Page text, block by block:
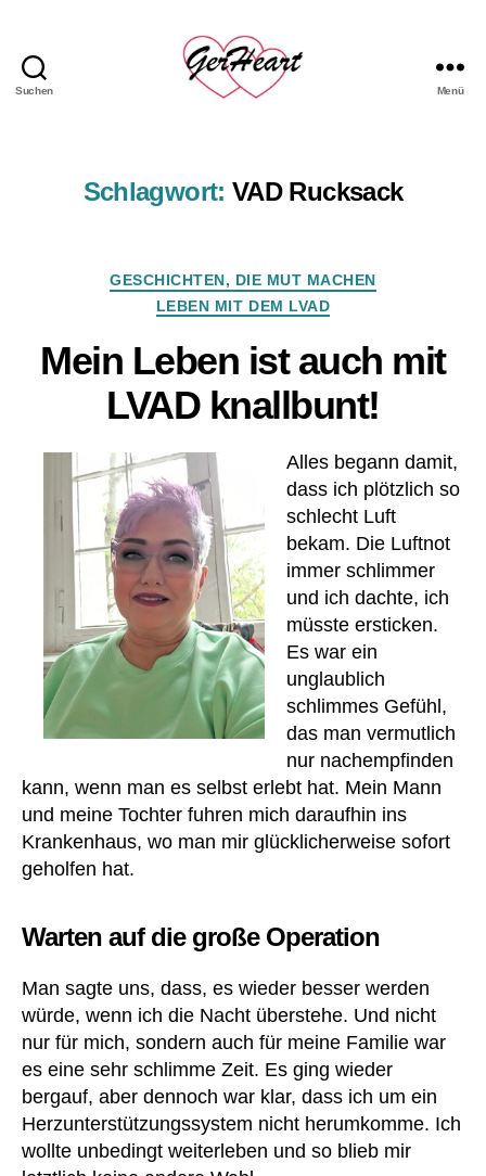
Suchen
LVAD
Hemd
Menü
Schlagwort: VAD Rucksack
Kategorien
GESCHICHTEN, DIE MUT MACHEN
LEBEN MIT DEM LVAD
Mein Leben ist auch mit
LVAD knallbunt!
Alles begann damit,
dass ich plötzlich so
schlecht Luft
bekam. Die Luftnot
immer schlimmer
und ich dachte, ich
müsste ersticken.
Es war ein
unglaublich
schlimmes Gefühl,
das man vermutlich
nur nachempfinden
kann, wenn man es selbst erlebt hat. Mein Mann
und meine Tochter fuhren mich daraufhin ins
Krankenhaus, wo man mir glücklicherweise sofort
geholfen hat.
Warten auf die große Operation
Man sagte uns, dass, es wieder besser werden
würde, wenn ich die Nacht überstehe. Und nicht
nur für mich, sondern auch für meine Familie war
es eine sehr schlimme Zeit. Es ging wieder
bergauf, aber dennoch war klar, dass ich um ein
Herzunterstützungssystem nicht herumkomme. Ich
wollte unbedingt weiterleben und so blieb mir